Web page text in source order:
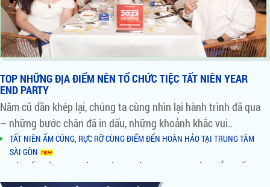
TOP NHỮNG ĐỊA ĐIỂM NÊN TỔ CHỨC TIỆC TẤT NIÊN YEAR
END PARTY
Năm cũ dần khép lại, chúng ta cùng nhìn lại hành trình đã qua
– những bước chân đã in dấu, những khoảnh khắc vui..
TẤT NIÊN ẤM CÚNG, RỰC RỠ CÙNG ĐIỂM ĐẾN HOÀN HẢO TẠI TRUNG TÂM
SÀI GÒN
ĐÓN TẤT NIÊN TƯNG BỪNG - CÙNG KHÔNG GIAN VIEW SÔNG ĐẲNG CẤP TẠI
QUẬN 2